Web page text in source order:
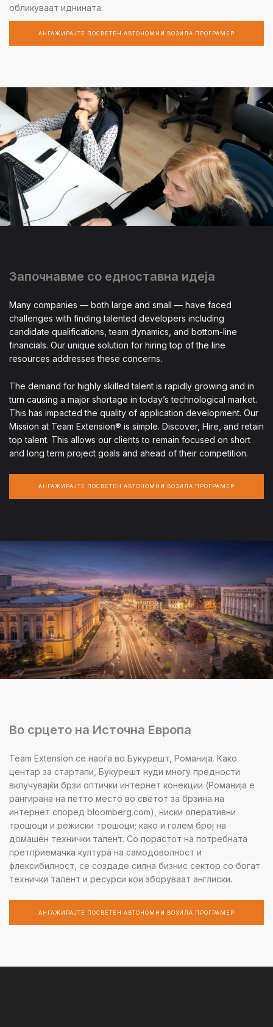
обликуваат иднината.
АНГАЖИРАЈТЕ ПОСВЕТЕН АВТОНОМНИ ВОЗИЛА ПРОГРАМЕР
Започнавме со едноставна идеја
Many companies — both large and small — have faced
challenges with finding talented developers including
candidate qualifications, team dynamics, and bottom-line
financials. Our unique solution for hiring top of the line
resources addresses these concerns.
The demand for highly skilled talent is rapidly growing and in
turn causing a major shortage in today’s technological market.
This has impacted the quality of application development. Our
Mission at Team Extension® is simple. Discover, Hire, and retain
top talent. This allows our clients to remain focused on short
and long term project goals and ahead of their competition.
АНГАЖИРАЈТЕ ПОСВЕТЕН АВТОНОМНИ ВОЗИЛА ПРОГРАМЕР
Во срцето на Источна Европа
Team Extension се наоѓа во Букурешт, Романија. Како
центар за стартапи, Букурешт нуди многу предности
вклучувајќи брзи оптички интернет конекции (Романија е
рангирана на петто место во светот за брзина на
интернет според bloomberg.com), ниски оперативни
трошоци и режиски трошоци; како и голем број на
домашен технички талент. Со порастот на потребната
претприемачка култура на самодоволност и
флексибилност, се создаде силна бизнис сектор со богат
технички талент и ресурси кои зборуваат англиски.
АНГАЖИРАЈТЕ ПОСВЕТЕН АВТОНОМНИ ВОЗИЛА ПРОГРАМЕР